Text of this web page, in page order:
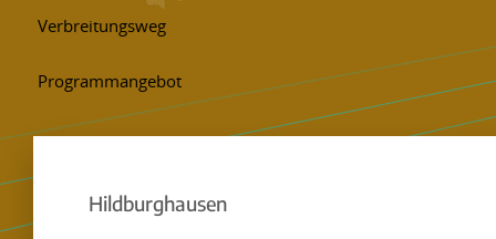
Hildburghausen